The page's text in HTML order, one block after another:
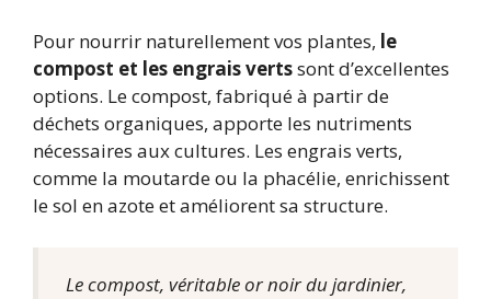
Pour nourrir naturellement vos plantes, le
compost et les engrais vertssont d’excellentes
options. Le compost, fabriqué à partir de
déchets organiques, apporte les nutriments
nécessaires aux cultures. Les engrais verts,
comme la moutarde ou la phacélie, enrichissent
le sol en azote et améliorent sa structure.
Le compost, véritable or noir du jardinier,